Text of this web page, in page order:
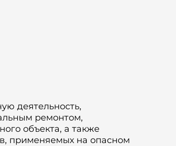
деятельность,
ремонтом,
объекта, а также
применяемых на опасном